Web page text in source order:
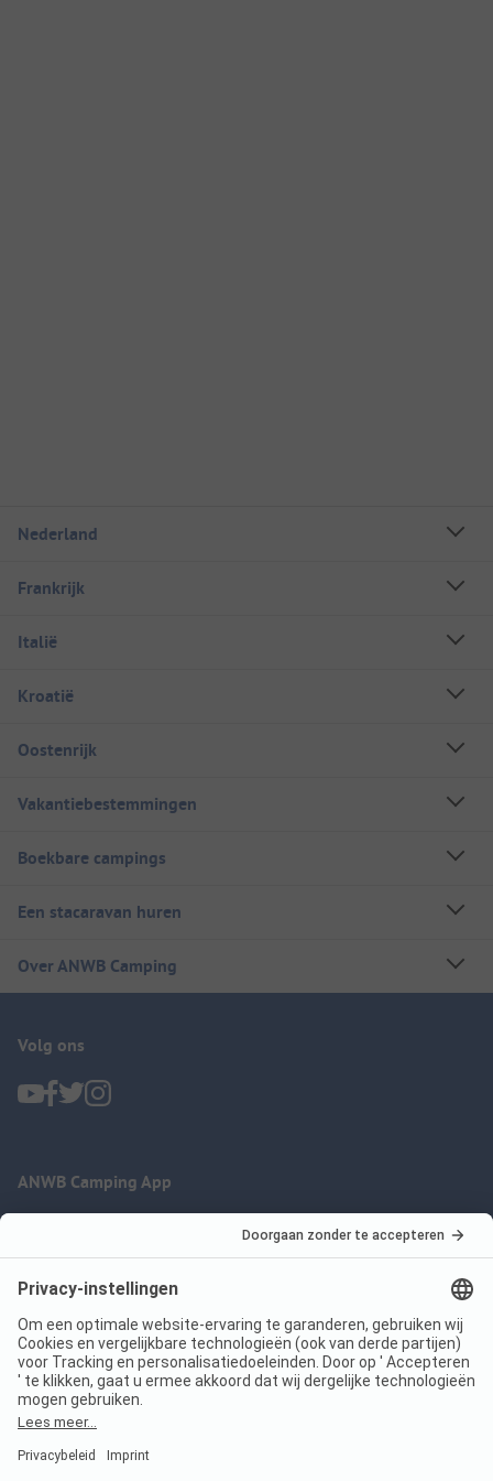
Nederland
Frankrijk
Italië
Kroatië
Oostenrijk
Vakantiebestemmingen
Boekbare campings
Een stacaravan huren
Over ANWB Camping
Volg ons
ANWB Camping App
Imprint
Jouw privacy
Voorwaarden
Wet digitale diensten